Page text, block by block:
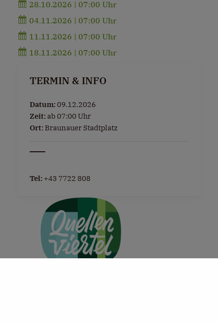
28.10.2026 | 07:00 Uhr
04.11.2026 | 07:00 Uhr
11.11.2026 | 07:00 Uhr
18.11.2026 | 07:00 Uhr
TERMIN & INFO
Datum:09.12.2026
Zeit: ab 07:00 Uhr
Ort: Braunauer Stadtplatz
Tel: +43 7722 808